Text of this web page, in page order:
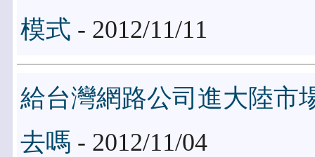
模式 - 2012/11/11
給台灣網路公司進大陸市
去嗎 - 2012/11/04